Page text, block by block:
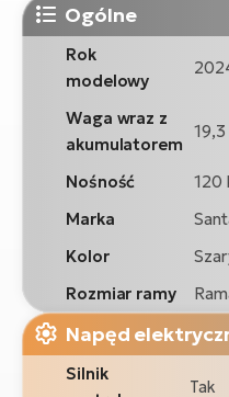
Ogólne
Rok
modelowy
Waga wraz z
akumulatorem
Nośność
120
Marka
Kolor
Rozmiar ramy
Napęd
Silnik
Tak